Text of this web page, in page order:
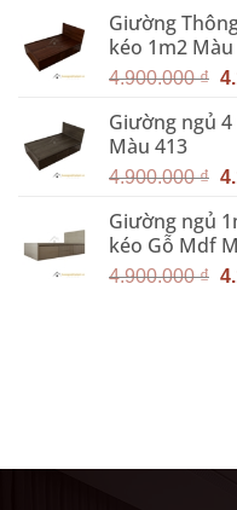
Giường
kéo 1m2 Màu
4.900.000₫
Giường ngủ
Màu 413
4.900.000₫
Giường ngủ
kéo Gỗ Mdf
4.900.000₫